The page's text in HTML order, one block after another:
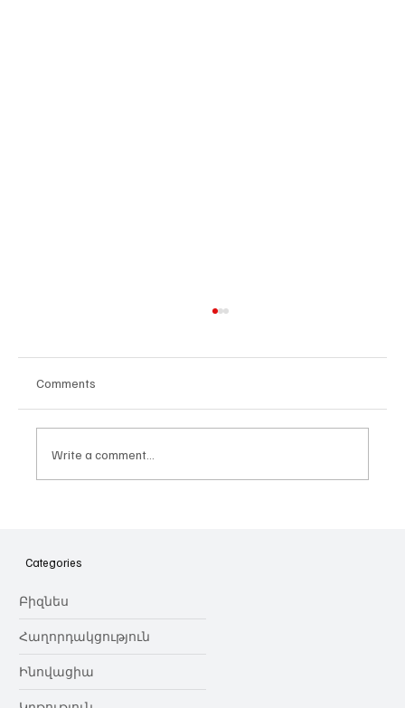
նվիրում որոշում
Comments
Write a comment...
Categories
Բիզնես
Հաղորդակցություն
Ինովացիա